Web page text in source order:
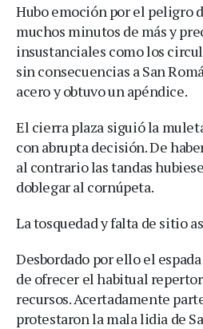
Hubo emoción por el peligro
muchos minutos de más y
insustanciales como los
sin consecuencias a San
acero y obtuvo un apéndice.
El cierra plaza siguió la
con abrupta decisión. De
al contrario las tandas
doblegar al cornúpeta.
La tosquedad y falta de sitio
Desbordado por ello el
de ofrecer el habitual
recursos. Acertadamente
protestaron la mala lidia de